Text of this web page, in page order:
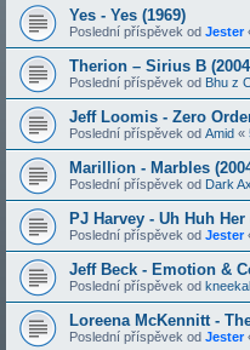
Yes - Yes (1969)
Poslední příspěvek od Jester
Therion – Sirius B
Poslední příspěvek od Bhu z
Jeff Loomis - Zero
Poslední příspěvek od Amid «
Marillion - Marbles
Poslední příspěvek od Dark
PJ Harvey - Uh Huh Her
Poslední příspěvek od Jester
Jeff Beck - Emotion &
Poslední příspěvek od kneekal
Loreena McKennitt -
Poslední příspěvek od Jester